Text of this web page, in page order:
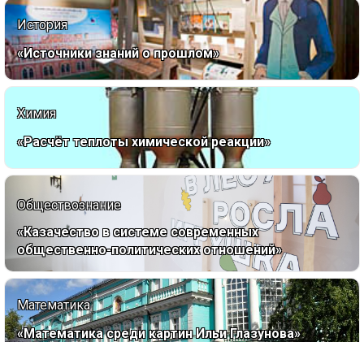
История
«Источники знаний о прошлом»
Химия
«Расчёт теплоты химической реакции»
Обществознание
«Казачество в системе современных
общественно-политических отношений»
Математика
«Математика среди картин Ильи Глазунова»